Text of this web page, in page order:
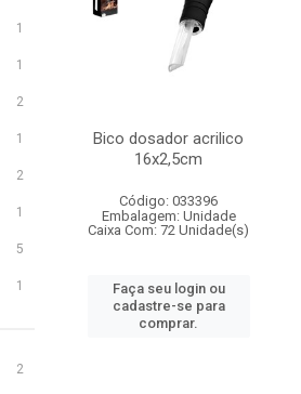
1
1
2
1
2
1
5
1
2
Bico dosador acrilico
16x2,5cm
Código: 033396
Embalagem: Unidade
Caixa Com: 72 Unidade(s)
Faça seu login ou
cadastre-se para
comprar.